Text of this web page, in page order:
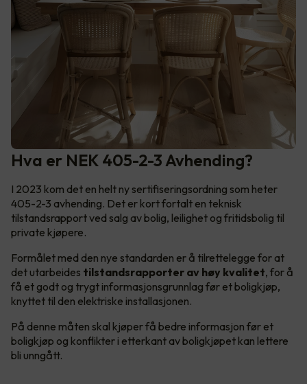
Hva er NEK 405-2-3 Avhending?
I 2023 kom det en helt ny sertifiseringsordning som heter
405-2-3 avhending. Det er kort fortalt en teknisk
tilstandsrapport ved salg av bolig, leilighet og fritidsbolig til
private kjøpere.
Formålet med den nye standarden er å tilrettelegge for at
det utarbeides tilstandsrapporter av høy kvalitet, for å
få et godt og trygt informasjonsgrunnlag før et boligkjøp,
knyttet til den elektriske installasjonen.
På denne måten skal kjøper få bedre informasjon før et
boligkjøp og konflikter i etterkant av boligkjøpet kan lettere
bli unngått.